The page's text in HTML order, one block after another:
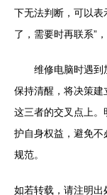
下无法判断，可以表
了，需要时再联系”
维修电脑时遇到
保持清醒，将决策
这三者的交叉点上
护自身权益，避免不
规范。
如若转载，请注明